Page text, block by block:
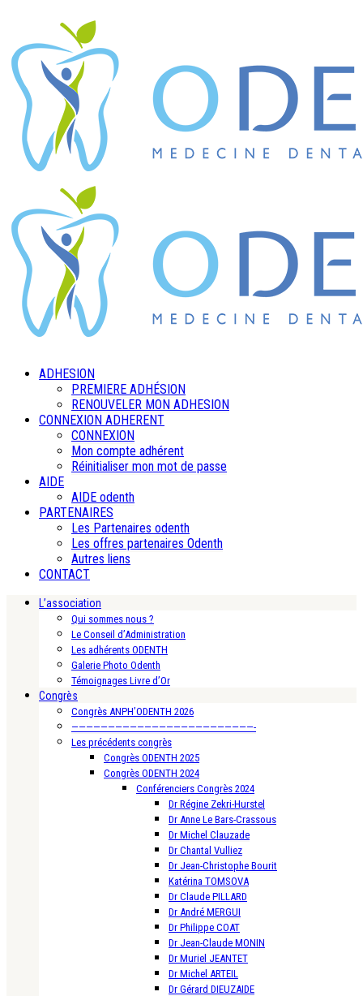
ADHESION
PREMIERE ADHÉSION
RENOUVELER MON ADHESION
CONNEXION ADHERENT
CONNEXION
Mon compte adhérent
Réinitialiser mon mot de passe
AIDE
AIDE odenth
PARTENAIRES
Les Partenaires odenth
Les offres partenaires Odenth
Autres liens
CONTACT
L’association
Qui sommes nous ?
Le Conseil d’Administration
Les adhérents ODENTH
Galerie Photo Odenth
Témoignages Livre d’Or
Congrès
Congrès ANPH’ODENTH 2026
—————————————————————————-
Les précédents congrès
Congrès ODENTH 2025
Congrès ODENTH 2024
Conférenciers Congrès 2024
Dr Régine Zekri-Hurstel
Dr Anne Le Bars-Crassous
Dr Michel Clauzade
Dr Chantal Vulliez
Dr Jean-Christophe Bourit
Katérina TOMSOVA
Dr Claude PILLARD
Dr André MERGUI
Dr Philippe COAT
Dr Jean-Claude MONIN
Dr Muriel JEANTET
Dr Michel ARTEIL
Dr Gérard DIEUZAIDE